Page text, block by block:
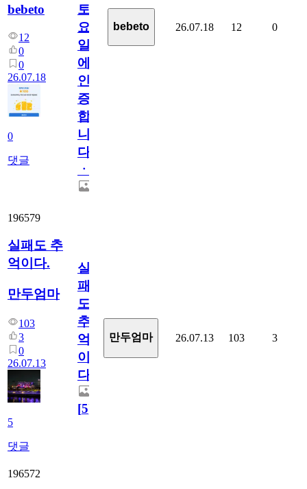
bebeto
12
0
0
26.07.18
0
댓글
토
요
일
에
인
증
합
니
다
ㆍ
bebeto 26.07.18 12 0
196579
실패도 추
억이다.
만두엄마
103
3
0
26.07.13
5
댓글
실
패
도
추
억
이
다.
[5]
만두엄마 26.07.13 103 3
196572